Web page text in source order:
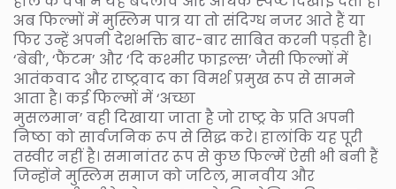
अब फिल्मों में मुस्लिम पात्र या तो संदिग्ध नजर आते हैं या
फिर उन्हें अपनी देशभक्ति बार-बार साबित करनी पड़ती है।
‘बेबी’, ‘फैंटम’ और ‘दि कश्मीर फाइल्स’ जैसी फिल्मों में
आतंकवाद और राष्ट्रवाद का विमर्श प्रमुख रूप से सामने
आता है। कई फिल्मों में ‘अच्छा
मुसलमान’ वही दिखाया जाता है जो राष्ट्र के प्रति अपनी
निष्ठा को सार्वजनिक रूप से सिद्ध करे। हालांकि यह पूरी
तस्वीर नहीं है। समानांतर रूप से कुछ फिल्में ऐसी भी बनी हैं
जिन्होंने मुस्लिम समाज को जटिल, मानवीय और